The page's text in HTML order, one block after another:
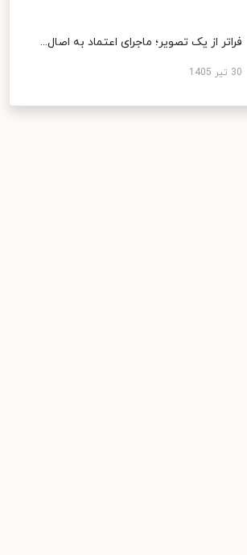
فراتر از یک تصویر؛ ماجرای اعتماد به اصال...
30 تیر 1405